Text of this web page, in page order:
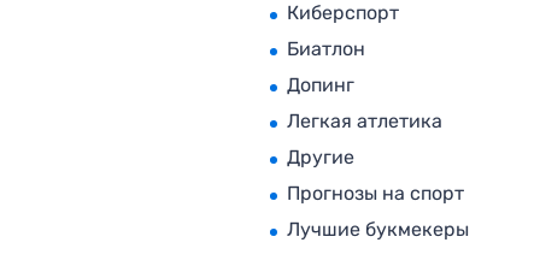
Киберспорт
Биатлон
Допинг
Легкая атлетика
Другие
Прогнозы на спорт
Лучшие букмекеры